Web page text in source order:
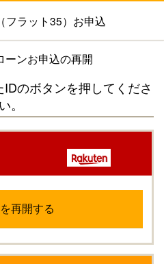
フラット35）お申込
ーンお申込の再開
のボタンを押してくださ
い。
再開する